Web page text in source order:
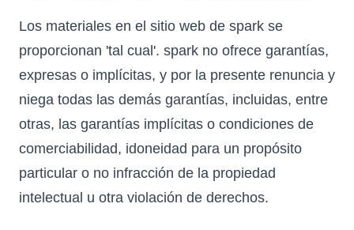
Los materiales en el sitio web de spark se
proporcionan 'tal cual'. spark no ofrece garantías,
expresas o implícitas, y por la presente renuncia y
niega todas las demás garantías, incluidas, entre
otras, las garantías implícitas o condiciones de
comerciabilidad, idoneidad para un propósito
particular o no infracción de la propiedad
intelectual u otra violación de derechos.